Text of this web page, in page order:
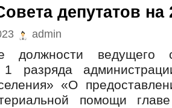
депутатов на
admin
должности ведущего
1 разряда
«О
помощи